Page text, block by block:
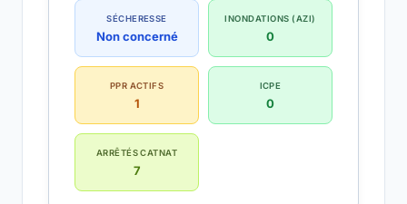
SÉCHERESSE
Non concerné
INONDATIONS (AZI)
0
PPR ACTIFS
1
ICPE
0
ARRÊTÉS CATNAT
7